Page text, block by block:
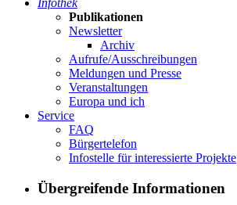
Pu­bli­ka­tio­nen
Newslet­ter
Ar­chiv
Auf­ru­fe/Aus­schrei­bun­gen
Mel­dun­gen und Pres­se
Ver­an­stal­tun­gen
Eu­ro­pa und ich
Ser­vice
FAQ
Bür­ger­te­le­fon
In­fo­stel­le für in­ter­es­sier­te Pro­jek­te
Übergreifende Informationen